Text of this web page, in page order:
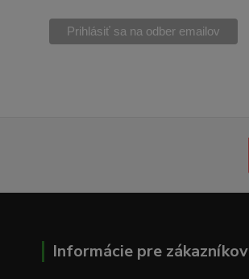
Informácie pre zákazníkov